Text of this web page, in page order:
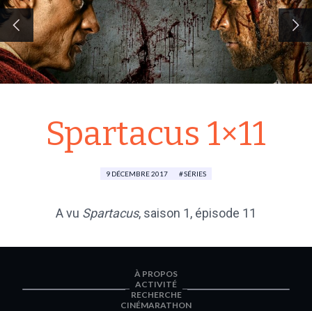
Spartacus 1×11
9 DÉCEMBRE 2017 SÉRIES
A vu Spartacus, saison 1, épisode 11
À PROPOS
ACTIVITÉ
RECHERCHE
CINÉMARATHON